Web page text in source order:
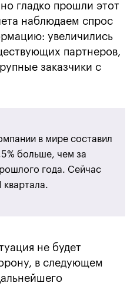
гладко прошли этот
наблюдаем спрос
увеличились
партнеров,
заказчики с
в мире составил
больше, чем за
года. Сейчас
квартала.
не будет
в следующем